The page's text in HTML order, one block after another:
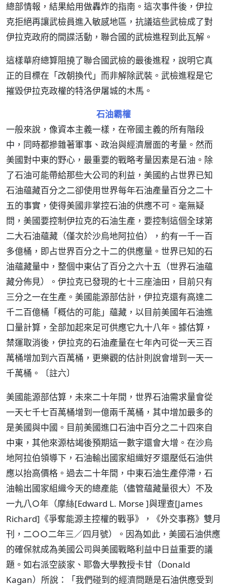
總部情報，結果給用做轟炸的指南。這次事件後，伊拉
克拒絕再讓武檢員進入敏感地區，抗議這些武檢成了對
伊拉克政府的間諜活動，聯合國的武檢進程到此瓦解。
這樣華府總算阻撓了聯合國武檢的最後進程，說明它真
正的目標在「改朝換代」而非解除武裝。武檢進程是它
摧毀伊拉克政權的特洛伊屠城的木馬。
石油霸權
一般來說，像資本主義一樣，在帝國主義的所有階段
中，同時都摻雜著軍事、政治與經濟層面的考量。然而
美國對中東的野心，最重要的戰略考量因素是石油。除
了石油可能帶給那些大公司的利益，美國約占世界已知
石油蘊藏百分之二卻使用世界每年石油產量百分之二十
五的事實，使得美國非掌控石油的供應不可。毫無疑
問，美國要控制伊拉克的石油生產，要控制這個全球第
二大石油蘊藏（僅次於沙烏地阿拉伯），約有一千一百
多億桶，即占世界百分之十二的供應量。世界已知的石
油蘊藏量中，整個中東佔了百分之六十五（世界石油蘊
藏分佈見）。伊拉克已發現的七十三座油田，目前只有
三分之一在生產。美國能源部估計，伊拉克還有高達二
千二百億桶「概估的可能」蘊藏，以目前美國年石油進
口量計算，全部加起來足可供應它九十八年。據估算，
禁運取消後，伊拉克的石油產量在七年內可從一天三百
萬桶增加到六百萬桶，更樂觀的估計則說會增到一天一
千萬桶。
〔註六〕
美國能源部估算，未來二十年間，世界石油需求量會從
一天七千七百萬桶增到一億兩千萬桶，其中增加最多的
是美國與中國。目前美國進口石油中百分之二十四來自
中東，其他來源枯竭後預期這一數字還會大增。在沙烏
地阿拉伯領導下，石油輸出國家組織好歹還壓低石油供
應以抬高價格。過去二十年間，中東石油生產停滯，石
油輸出國家組織今天的總產能（儘管蘊藏量很大）不及
一九八○年（摩絲[Edward L. Morse ]與理查[James
Richard]《爭奪能源主控權的戰爭》，《外交事務》雙月
刊，二○○二年三／四月號）。因為如此，美國石油供應
的確保就成為美國公司與美國戰略利益中日益重要的議
題。如右派空談家、耶魯大學教授卡甘（Donald
Kagan）所說：「我們碰到的經濟問題是石油供應受到